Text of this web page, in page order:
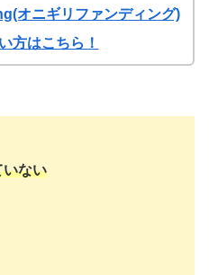
オニギリファンディング)
方はこちら！
いない